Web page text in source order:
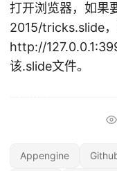
打开浏览器，如果
2015/tricks.slide，
http://
该.slide文件。
Appengine